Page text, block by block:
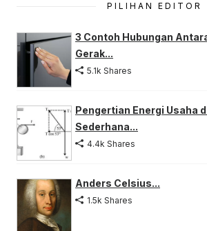
PILIHAN EDITOR
3 Contoh Hubungan
Gerak...
5.1k Shares
Pengertian Energi Usaha
Sederhana...
4.4k Shares
Anders Celsius...
1.5k Shares